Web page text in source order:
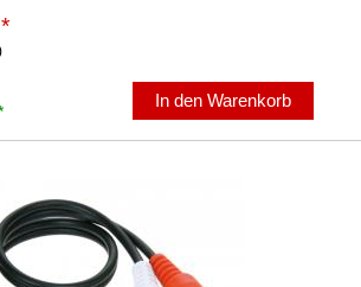
In den Warenkorb